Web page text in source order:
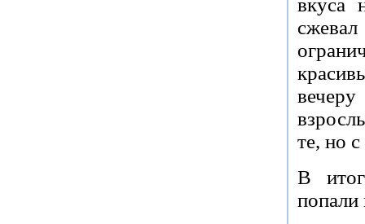
вкуса
те, но
В
попали